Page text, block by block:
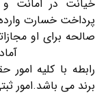
خیانت در امانت و
پرداخت خسارت
صالحه برای او
رابطه با کلیه
برند می باشد.امور